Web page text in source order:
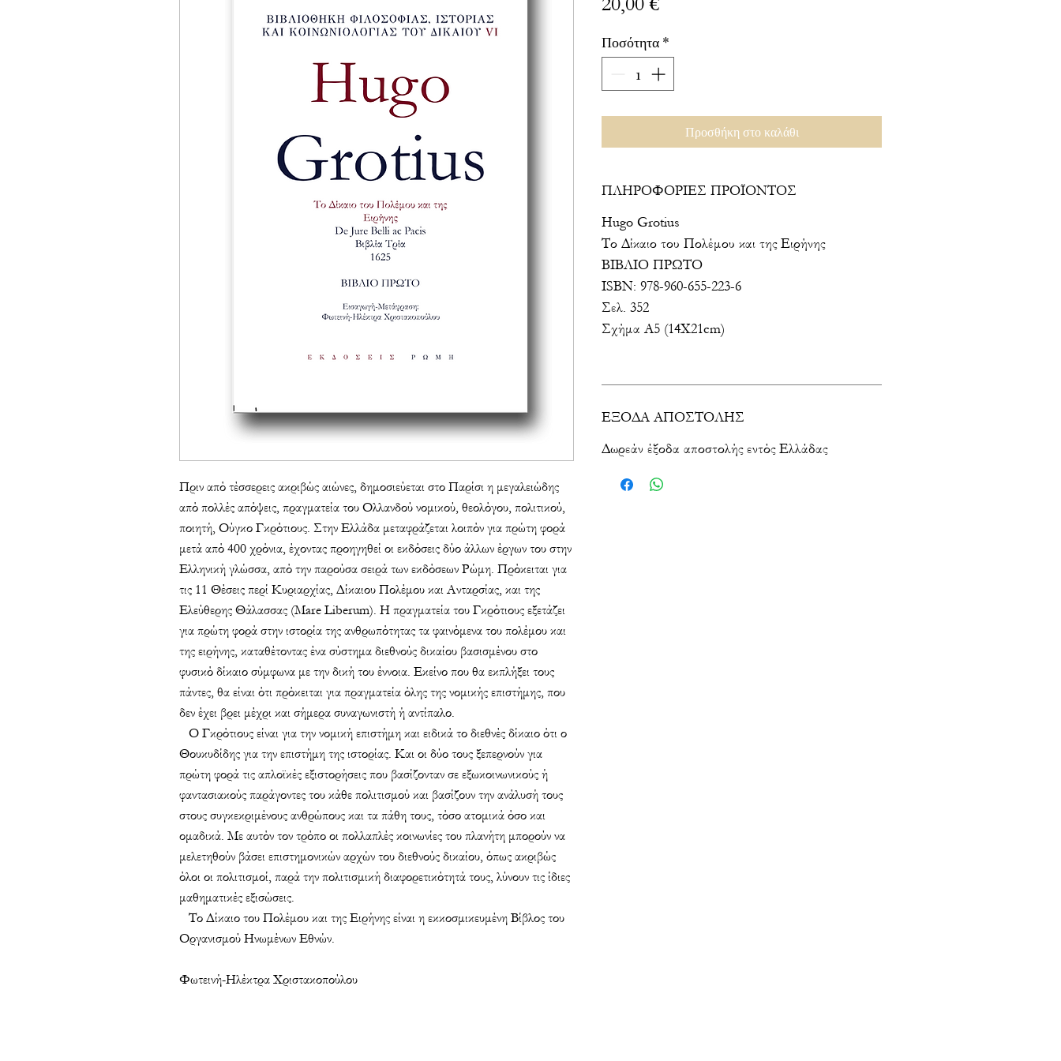
Πριν από τέσσερεις ακριβώς αιώνες, δημοσιεύεται στο Παρίσι η μεγαλειώδης
από πολλές απόψεις, πραγματεία του Ολλανδού νομικού, θεολόγου, πολιτικού,
ποιητή, Ούγκο Γκρότιους. Στην Ελλάδα μεταφράζεται λοιπόν για πρώτη φορά
μετά από 400 χρόνια, έχοντας προηγηθεί οι εκδόσεις δύο άλλων έργων του στην
Ελληνική γλώσσα, από την παρούσα σειρά των εκδόσεων Ρώμη. Πρόκειται για
τις 11 Θέσεις περί Κυριαρχίας, Δίκαιου Πολέμου και Ανταρσίας, και της
Ελεύθερης Θάλασσας (Mare Liberum). Η πραγματεία του Γκρότιους εξετάζει
για πρώτη φορά στην ιστορία της ανθρωπότητας τα φαινόμενα του πολέμου και
της ειρήνης, καταθέτοντας ένα σύστημα διεθνούς δικαίου βασισμένου στο
φυσικό δίκαιο σύμφωνα με την δική του έννοια. Εκείνο που θα εκπλήξει τους
πάντες, θα είναι ότι πρόκειται για πραγματεία όλης της νομικής επιστήμης, που
δεν έχει βρει μέχρι και σήμερα συναγωνιστή ή αντίπαλο.
Ο Γκρότιους είναι για την νομική επιστήμη και ειδικά το διεθνές δίκαιο ότι ο
Θουκυδίδης για την επιστήμη της ιστορίας. Και οι δύο τους ξεπερνούν για
πρώτη φορά τις απλοϊκές εξιστορήσεις που βασίζονταν σε εξωκοινωνικούς ή
φαντασιακούς παράγοντες του κάθε πολιτισμού και βασίζουν την ανάλυσή τους
στους συγκεκριμένους ανθρώπους και τα πάθη τους, τόσο ατομικά όσο και
ομαδικά. Με αυτόν τον τρόπο οι πολλαπλές κοινωνίες του πλανήτη μπορούν να
μελετηθούν βάσει επιστημονικών αρχών του διεθνούς δικαίου, όπως ακριβώς
όλοι οι πολιτισμοί, παρά την πολιτισμική διαφορετικότητά τους, λύνουν τις ίδιες
μαθηματικές εξισώσεις.
Το Δίκαιο του Πολέμου και της Ειρήνης είναι η εκκοσμικευμένη Βίβλος του
Οργανισμού Ηνωμένων Εθνών.
Φωτεινή-Ηλέκτρα Χριστακοπούλου
Ποσότητα *
Προσθήκη στο καλάθι
ΠΛΗΡΟΦΟΡΙΕΣ ΠΡΟΪΟΝΤΟΣ
Hugo Grotius
Το Δίκαιο του Πολέμου και της Ειρήνης
ΒΙΒΛΙΟ ΠΡΩΤΟ
ISBN: 978-960-655-223-6
Σελ. 352
Σχήμα Α5 (14Χ21cm)
ΕΞΟΔΑ AΠΟΣΤΟΛΗΣ
Δωρεάν έξοδα αποστολής εντός Ελλάδας